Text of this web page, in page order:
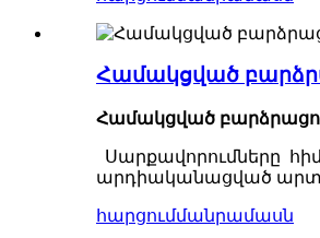
Համակցված
Համակցված
Սարքավորումները
արդիականացված
հարցումմանրամասն